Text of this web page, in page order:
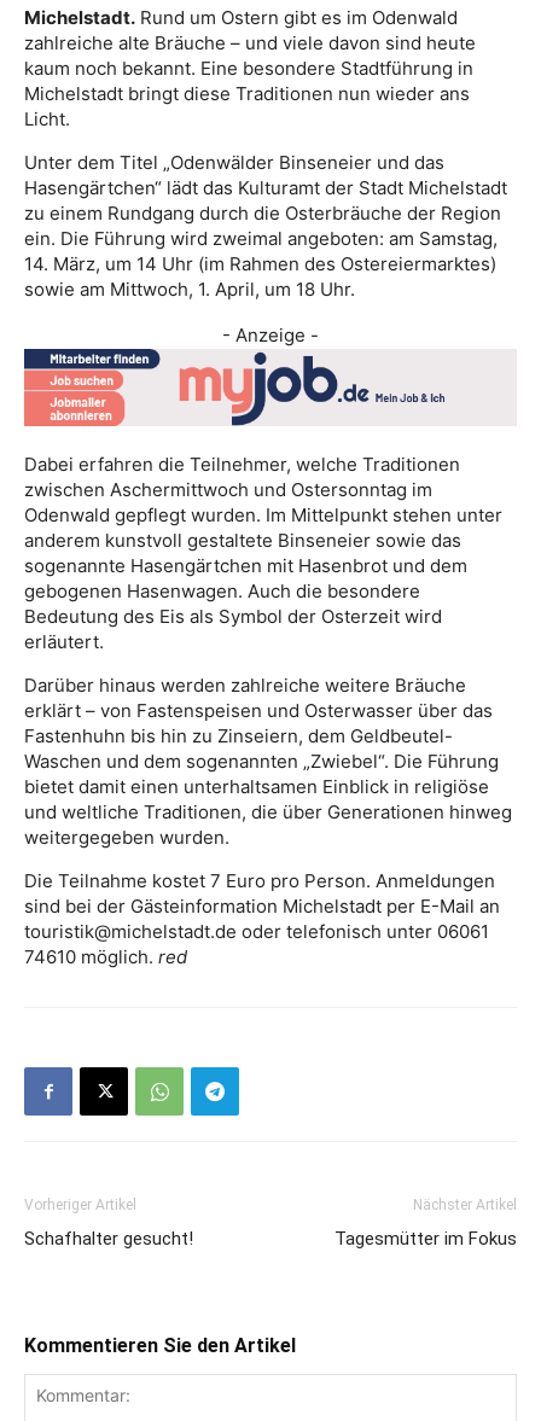
Michelstadt. Rund um Ostern gibt es im Odenwald
zahlreiche alte Bräuche – und viele davon sind heute
kaum noch bekannt. Eine besondere Stadtführung in
Michelstadt bringt diese Traditionen nun wieder ans
Licht.
Unter dem Titel „Odenwälder Binseneier und das
Hasengärtchen“ lädt das Kulturamt der Stadt Michelstadt
zu einem Rundgang durch die Osterbräuche der Region
ein. Die Führung wird zweimal angeboten: am Samstag,
14. März, um 14 Uhr (im Rahmen des Ostereiermarktes)
sowie am Mittwoch, 1. April, um 18 Uhr.
- Anzeige -
Dabei erfahren die Teilnehmer, welche Traditionen
zwischen Aschermittwoch und Ostersonntag im
Odenwald gepflegt wurden. Im Mittelpunkt stehen unter
anderem kunstvoll gestaltete Binseneier sowie das
sogenannte Hasengärtchen mit Hasenbrot und dem
gebogenen Hasenwagen. Auch die besondere
Bedeutung des Eis als Symbol der Osterzeit wird
erläutert.
Darüber hinaus werden zahlreiche weitere Bräuche
erklärt – von Fastenspeisen und Osterwasser über das
Fastenhuhn bis hin zu Zinseiern, dem Geldbeutel-
Waschen und dem sogenannten „Zwiebel“. Die Führung
bietet damit einen unterhaltsamen Einblick in religiöse
und weltliche Traditionen, die über Generationen hinweg
weitergegeben wurden.
Die Teilnahme kostet 7 Euro pro Person. Anmeldungen
sind bei der Gästeinformation Michelstadt per E-Mail an
touristik@michelstadt.de oder telefonisch unter 06061
74610 möglich. red
Vorheriger Artikel
Schafhalter gesucht!
Nächster Artikel
Tagesmütter im Fokus
Kommentieren Sie den Artikel